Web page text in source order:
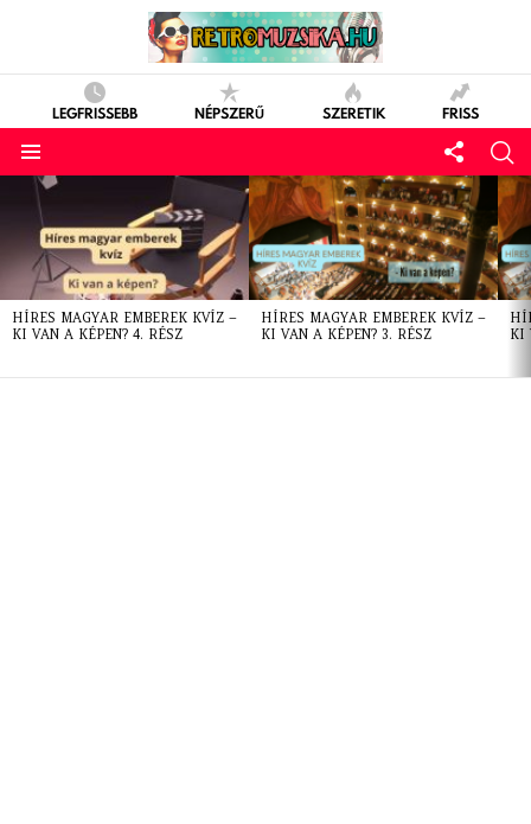
LEGFRISSEBB NÉPSZERŰ SZERETIK FRISS
LATEST
STORIES
HÍRES MAGYAR EMBEREK KVÍZ –
KI VAN A KÉPEN? 4. RÉSZ
HÍRES MAGYAR EMBEREK KVÍZ –
KI VAN A KÉPEN? 3. RÉSZ
KI